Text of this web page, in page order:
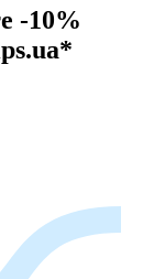
-10%